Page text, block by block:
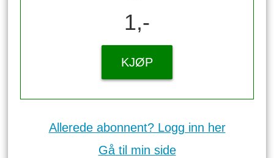
1,-
KJØP
Allerede abonnent? Logg inn her
Gå til min side